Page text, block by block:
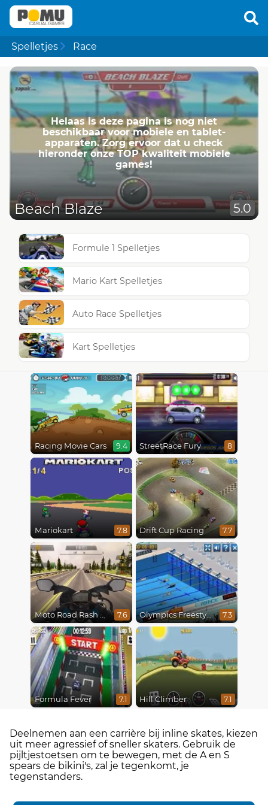
Spelletjes Race
Helaas is deze pagina is nog niet
beschikbaar voor mobiele en tablet-
apparaten. Zorg ervoor dat u check
hieronder onze TOP kwaliteit mobiele
games!
Beach Blaze 5.0
Formule 1 Spelletjes
Mario Kart Spelletjes
Auto Race Spelletjes
Kart Spelletjes
Racing Movie Cars 9.4 StreetRace Fury 8
Mariokart 7.8 Drift Cup Racing 7.7
Moto Road Rash 3D 7.6 Olympics Freestyle 7.3
Formula Fever 7.1 Hill Climber 7.1
Deelnemen aan een carrière bij inline skates, kiezen
uit meer agressief of sneller skaters. Gebruik de
pijltjestoetsen om te bewegen, met de A en S
spears de bikini's, zal je tegenkomt, je
tegenstanders.